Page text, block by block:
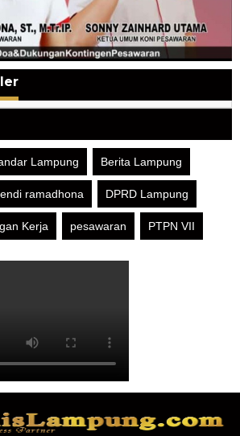
Lampung Berita Lampung
ramadhona DPRD Lampung
Kerja pesawaran PTPN VII